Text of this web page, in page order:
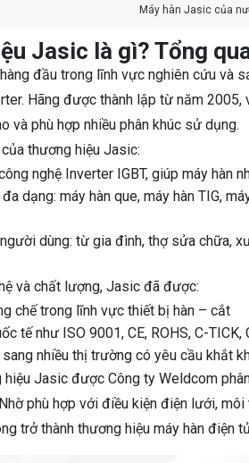
Máy hàn Jasic của
Jasic là gì? Tổng
đầu trong lĩnh vực nghiên cứu và
Hãng được thành lập từ năm
và phù hợp nhiều phân khúc sử dụng.
thương hiệu Jasic:
nghệ Inverter IGBT, giúp máy hàn
dạng: máy hàn que, máy hàn TIG,
dùng: từ gia đình, thợ sửa chữa,
và chất lượng, Jasic đã được:
chế trong lĩnh vực thiết bị hàn – cắt
tế như ISO 9001, CE, ROHS, C-TICK,
nhiều thị trường có yêu cầu khắt
hiệu Jasic được Công ty Weldcom
phù hợp với điều kiện điện lưới,
trở thành thương hiệu máy hàn điện